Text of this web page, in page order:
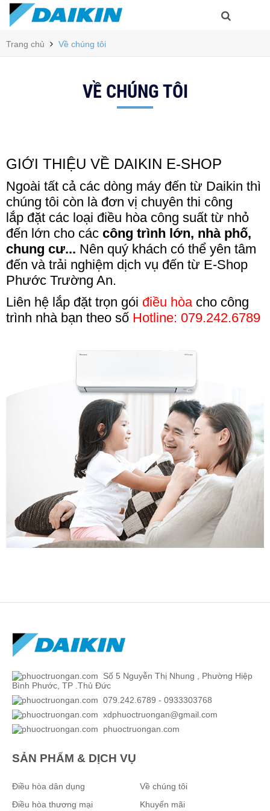
Trang chủ Về chúng tôi
VỀ CHÚNG TÔI
GIỚI THIỆU VỀ DAIKIN E-SHOP
Ngoài tất cả các dòng máy đến từ Daikin thì
chúng tôi còn là đơn vị chuyên thi công
lắp đặt các loại điều hòa công suất từ nhỏ
đến lớn cho các công trình lớn, nhà phố,
chung cư... Nên quý khách có thể yên tâm
đến và trải nghiệm dịch vụ đến từ E-Shop
Phước Trường An.
Liên hệ lắp đặt trọn gói điều hòa cho công
trình nhà bạn theo số Hotline: 079.242.6789
Số 5 Nguyễn Thị Nhung , Phường Hiệp
Bình Phước, TP .Thủ Đức
079.242.6789 - 0933303768
xdphuoctruongan@gmail.com
phuoctruongan.com
SẢN PHẨM & DỊCH VỤ
Điều hòa dân dụng
Điều hòa thương mại
Về chúng tôi
Khuyến mãi